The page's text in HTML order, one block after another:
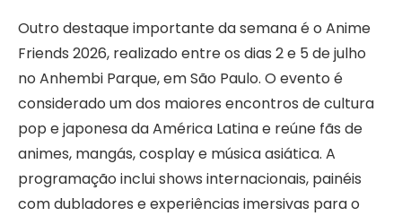
Outro destaque importante da semana é o Anime
Friends 2026, realizado entre os dias 2 e 5 de julho
no Anhembi Parque, em São Paulo. O evento é
considerado um dos maiores encontros de cultura
pop e japonesa da América Latina e reúne fãs de
animes, mangás, cosplay e música asiática. A
programação inclui shows internacionais, painéis
com dubladores e experiências imersivas para o